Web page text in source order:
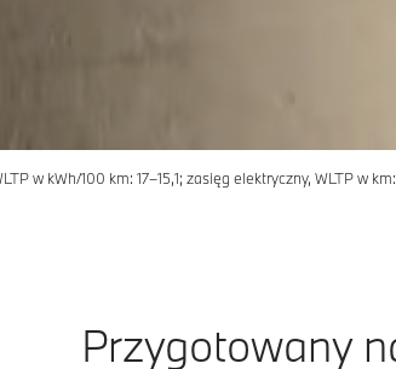
w kWh/100 km: 17–15,1; zasięg elektryczny, WLTP w
Przygotowany